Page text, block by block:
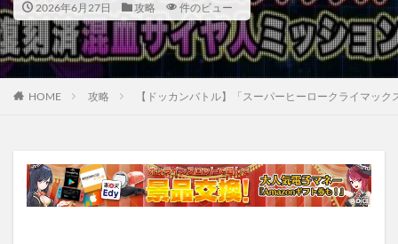
2026年6月27日 攻略 件のビュー
HOME 攻略 【ドッカンバトル】「スーパーヒーロークライマッ